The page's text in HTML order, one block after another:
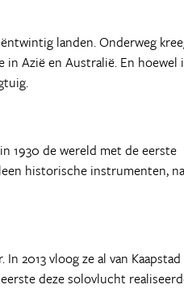
landen. Onderweg
Azië en Australië. En hoewel
1930 de wereld met de eerste
historische instrumenten,
2013 vloog ze al van Kaapstad
deze solovlucht